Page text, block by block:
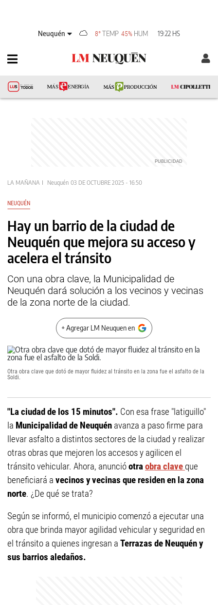
Neuquén 8° TEMP 45% HUM 19:22 HS
LA MAÑANA Neuquén 03 DE OCTUBRE 2025 - 16:50
NEUQUÉN
Hay un barrio de la ciudad de
Neuquén que mejora su acceso y
acelera el tránsito
Con una obra clave, la Municipalidad de
Neuquén dará solución a los vecinos y vecinas
de la zona norte de la ciudad.
+ Agregar LM Neuquen en
Otra obra clave que dotó de mayor fluidez al tránsito en la zona fue el asfalto de la
Soldi.
"La ciudad de los 15 minutos". Con esa frase "latiguillo"
la Municipalidad de Neuquén avanza a paso firme para
llevar asfalto a distintos sectores de la ciudad y realizar
otras obras que mejoren los accesos y agilicen el
tránsito vehicular. Ahora, anuncióotraobra clave que
beneficiará a vecinos y vecinas que residen en la zona
norte. ¿De qué se trata?
Según se informó, el municipio comenzó a ejecutar una
obra que brinda mayor agilidad vehicular y seguridad en
el tránsito a quienes ingresan a Terrazas de Neuquén y
sus barrios aledaños.